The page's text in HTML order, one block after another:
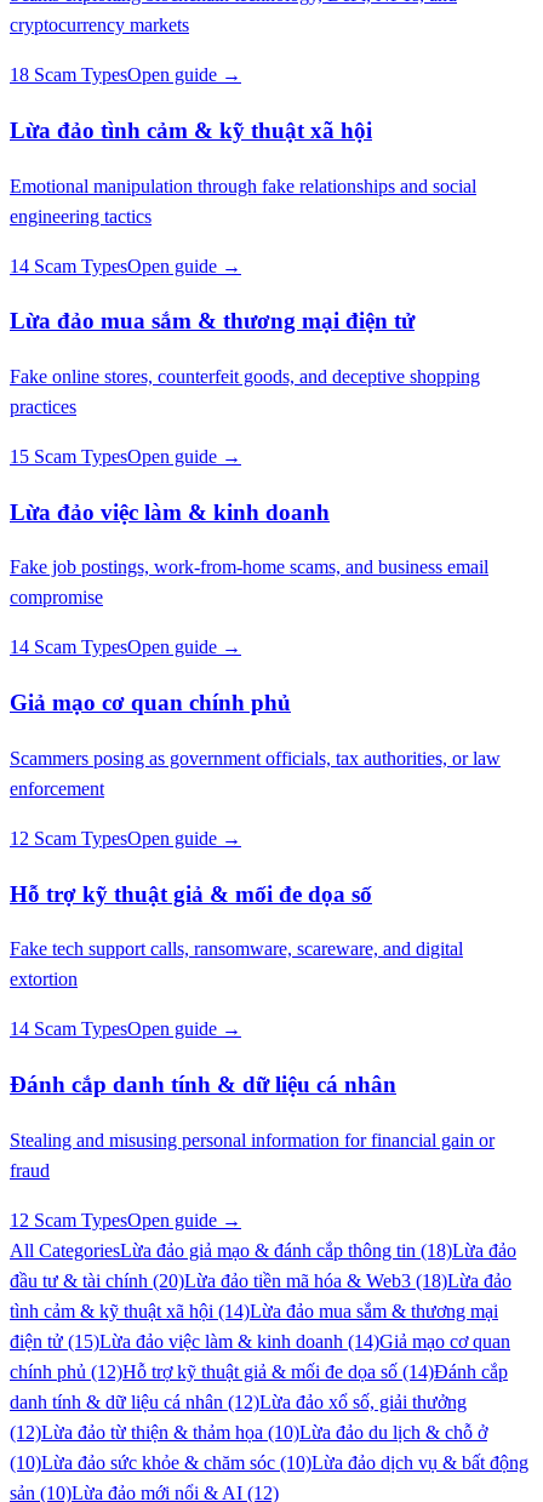
cryptocurrency markets
18 Scam TypesOpen guide →
Lừa đảo tình cảm & kỹ thuật xã hội
Emotional manipulation through fake relationships and social
engineering tactics
14 Scam TypesOpen guide →
Lừa đảo mua sắm & thương mại điện tử
Fake online stores, counterfeit goods, and deceptive shopping
practices
15 Scam TypesOpen guide →
Lừa đảo việc làm & kinh doanh
Fake job postings, work-from-home scams, and business email
compromise
14 Scam TypesOpen guide →
Giả mạo cơ quan chính phủ
Scammers posing as government officials, tax authorities, or law
enforcement
12 Scam TypesOpen guide →
Hỗ trợ kỹ thuật giả & mối đe dọa số
Fake tech support calls, ransomware, scareware, and digital
extortion
14 Scam TypesOpen guide →
Đánh cắp danh tính & dữ liệu cá nhân
Stealing and misusing personal information for financial gain or
fraud
12 Scam TypesOpen guide →
All CategoriesLừa đảo giả mạo & đánh cắp thông tin (18)Lừa đảo
đầu tư & tài chính (20)Lừa đảo tiền mã hóa & Web3 (18)Lừa đảo
tình cảm & kỹ thuật xã hội (14)Lừa đảo mua sắm & thương mại
điện tử (15)Lừa đảo việc làm & kinh doanh (14)Giả mạo cơ quan
chính phủ (12)Hỗ trợ kỹ thuật giả & mối đe dọa số (14)Đánh cắp
danh tính & dữ liệu cá nhân (12)Lừa đảo xổ số, giải thưởng
(12)Lừa đảo từ thiện & thảm họa (10)Lừa đảo du lịch & chỗ ở
(10)Lừa đảo sức khỏe & chăm sóc (10)Lừa đảo dịch vụ & bất động
sản (10)Lừa đảo mới nổi & AI (12)